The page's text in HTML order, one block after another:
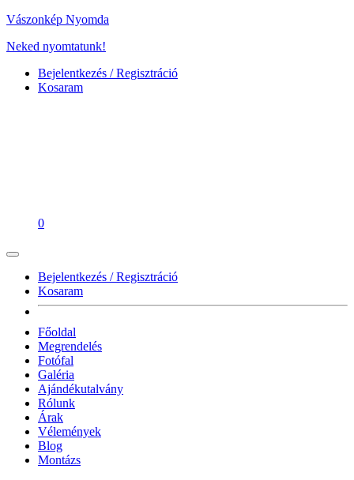
Vászonkép Nyomda
Neked nyomtatunk!
Bejelentkezés / Regisztráció
Kosaram
0
Bejelentkezés / Regisztráció
Kosaram
Főoldal
Megrendelés
Fotófal
Galéria
Ajándékutalvány
Rólunk
Árak
Vélemények
Blog
Montázs